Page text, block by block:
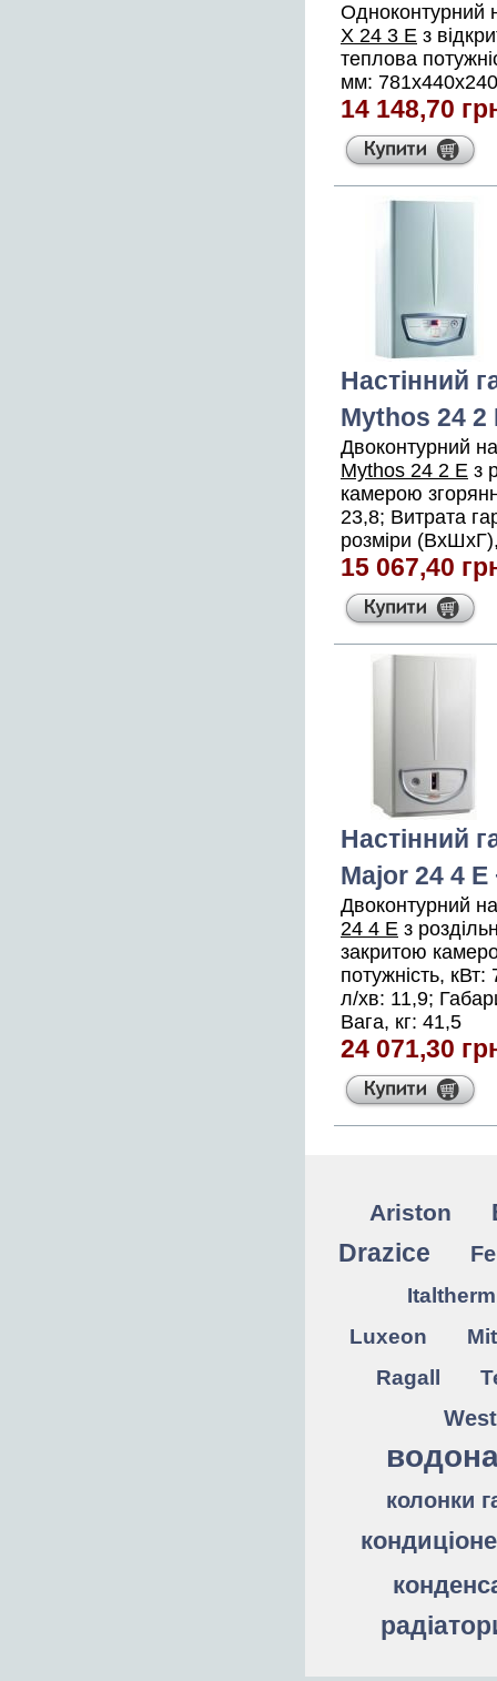
Одноконтурний
X 24 3 E з
теплова
мм:
14 148,70
Настінний
Mythos 24 2
Двоконтурний
Mythos 24 2 E з
камерою
23,8; Витрата
розміри
15 067,40
Настінний
Major 24 4
Двоконтурний
24 4 Е з
закритою
потужність,
л/хв: 11,9;
Вага, кг: 41,5
24 071,30
Ariston
Drazice
Italtherm
Luxeon
Ragall
колонки